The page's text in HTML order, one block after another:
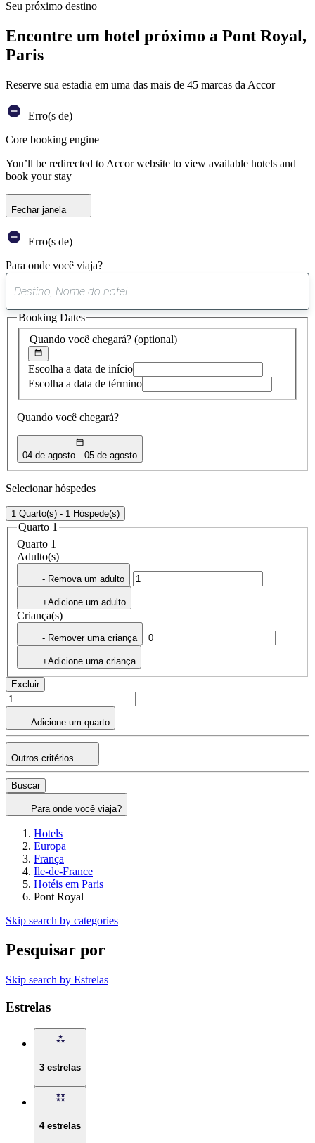
Seu próximo destino
Encontre um hotel próximo a Pont Royal,
Paris
Reserve sua estadia em uma das mais de 45 marcas da Accor
Erro(s de)
Core booking engine
You’ll be redirected to Accor website to view available hotels and
book your stay
Fechar janela
Erro(s de)
Para onde você viaja?
sugestão
encontrada
Quando você chegará? (optional)
Escolha a data de início
Escolha a data de término
Quando você chegará?
04 de agosto 05 de agosto
Booking Dates
Selecionar hóspedes
1 Quarto(s) - 1 Hóspede(s)
Quarto 1
Quarto 1
Adulto(s)
- Remova um adulto
+Adicione um adulto
Criança(s)
- Remover uma criança
+Adicione uma criança
Excluir
Adicione um quarto
Outros critérios
Buscar
Para onde você viaja?
Hotels
Europa
França
Ile-de-France
Hotéis em Paris
Pont Royal
Skip search by categories
Pesquisar por
Skip search by Estrelas
Estrelas
3 estrelas
4 estrelas